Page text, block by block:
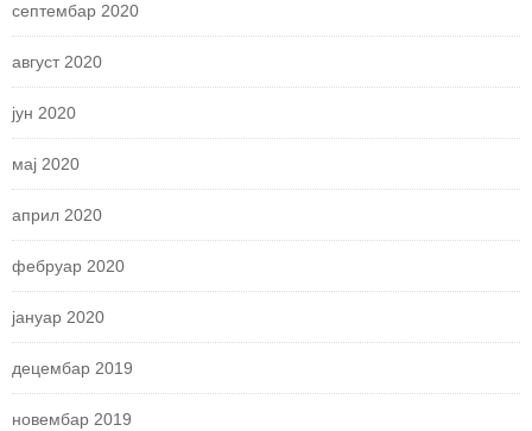
септембар 2020
август 2020
јун 2020
мај 2020
април 2020
фебруар 2020
јануар 2020
децембар 2019
новембар 2019